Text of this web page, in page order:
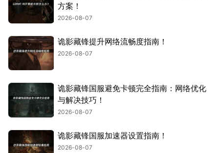
方案！
2026-08-07
诡影藏锋提升网络流畅度指南！
2026-08-07
诡影藏锋国服避免卡顿完全指南：网络优化
与解决技巧！
2026-08-07
诡影藏锋国服加速器设置指南！
2026-08-07